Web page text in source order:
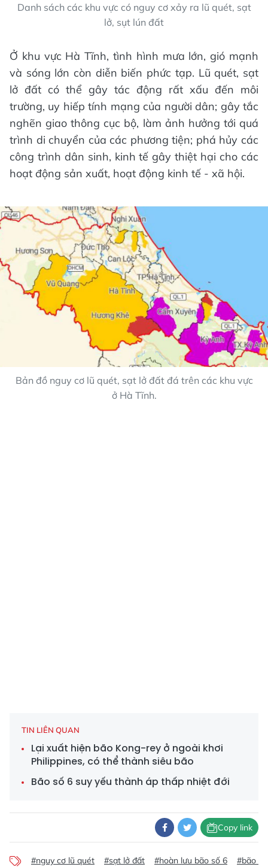
Danh sách các khu vực có nguy cơ xảy ra lũ quét, sạt
lở, sụt lún đất
Ở khu vực Hà Tĩnh, tình hình mưa lớn, gió mạnh
và sóng lớn còn diễn biến phức tạp. Lũ quét, sạt
lở đất có thể gây tác động rất xấu đến môi
trường, uy hiếp tính mạng của người dân; gây tắc
nghẽn giao thông cục bộ, làm ảnh hưởng tới quá
trình di chuyển của các phương tiện; phá hủy các
công trình dân sinh, kinh tế gây thiệt hại cho các
hoạt động sản xuất, hoạt động kinh tế - xã hội.
Bản đồ nguy cơ lũ quét, sạt lở đất đá trên các khu vực
ở Hà Tĩnh.
TIN LIÊN QUAN
Lại xuất hiện bão Kong-rey ở ngoài khơi
Philippines, có thể thành siêu bão
Bão số 6 suy yếu thành áp thấp nhiệt đới
Copy link
#nguy cơ lũ quét #sạt lở đất #hoàn lưu bão số 6 #bão